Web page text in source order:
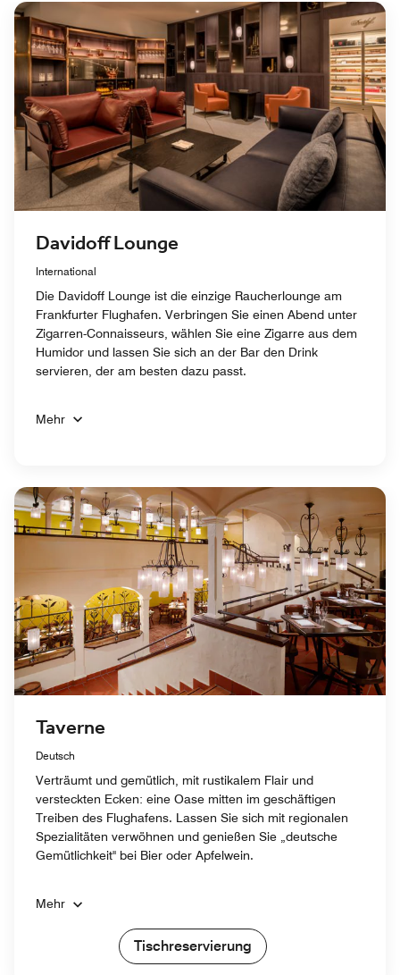
Davidoff Lounge
International
Die Davidoff Lounge ist die einzige Raucherlounge am
Frankfurter Flughafen. Verbringen Sie einen Abend unter
Zigarren-Connaisseurs, wählen Sie eine Zigarre aus dem
Humidor und lassen Sie sich an der Bar den Drink
servieren, der am besten dazu passt.
Mehr
Taverne
Deutsch
Verträumt und gemütlich, mit rustikalem Flair und
versteckten Ecken: eine Oase mitten im geschäftigen
Treiben des Flughafens. Lassen Sie sich mit regionalen
Spezialitäten verwöhnen und genießen Sie „deutsche
Gemütlichkeit" bei Bier oder Apfelwein.
Mehr
Tischreservierung